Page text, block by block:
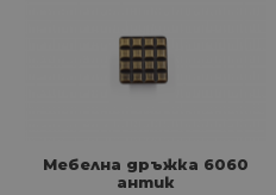
Мебелна дръжка 6060
антик